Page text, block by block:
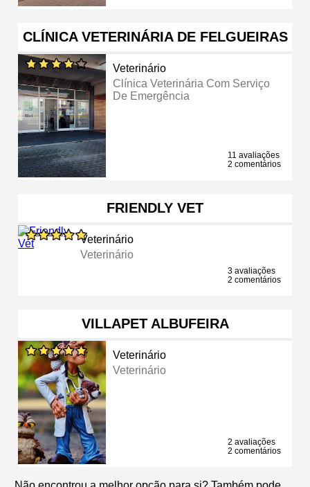
CLÍNICA VETERINÁRIA DE FELGUEIRAS
Veterinário
Clínica Veterinária Com Serviço
De Emergência
11 avaliações
2 comentários
FRIENDLY VET
Veterinário
Veterinário
3 avaliações
2 comentários
VILLAPET ALBUFEIRA
Veterinário
Veterinário
2 avaliações
2 comentários